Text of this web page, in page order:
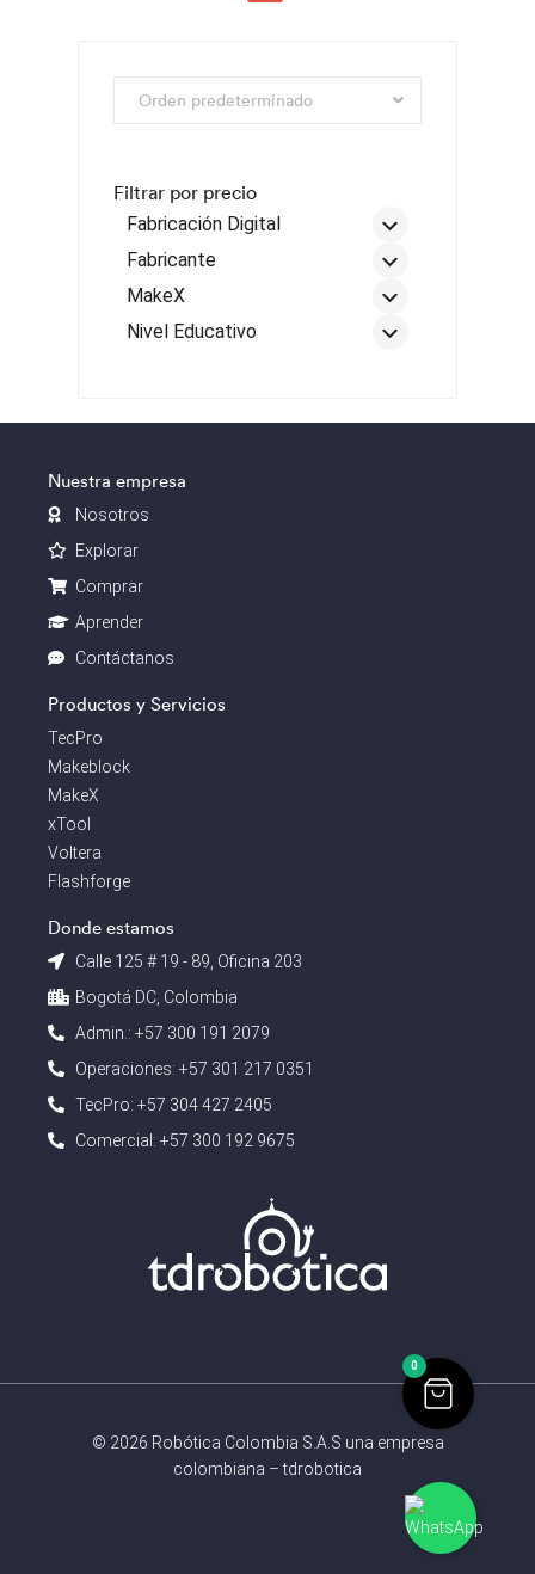
Filtrar por precio
Fabricación Digital
Creality
xTool
Fabricante
Dobot
MakeX
Challenge
Nivel Educativo
Secundaria y media
Nuestra empresa
Nosotros
Explorar
Comprar
Aprender
Contáctanos
Productos y Servicios
TecPro
Makeblock
MakeX
xTool
Voltera
Flashforge
Donde estamos
Calle 125 # 19 - 89, Oficina 203
Bogotá DC, Colombia
Admin.: +57 300 191 2079
Operaciones: +57 301 217 0351
TecPro: +57 304 427 2405
Comercial: +57 300 192 9675
© 2026 Robótica Colombia S.A.S una empresa
colombiana – tdrobotica
0